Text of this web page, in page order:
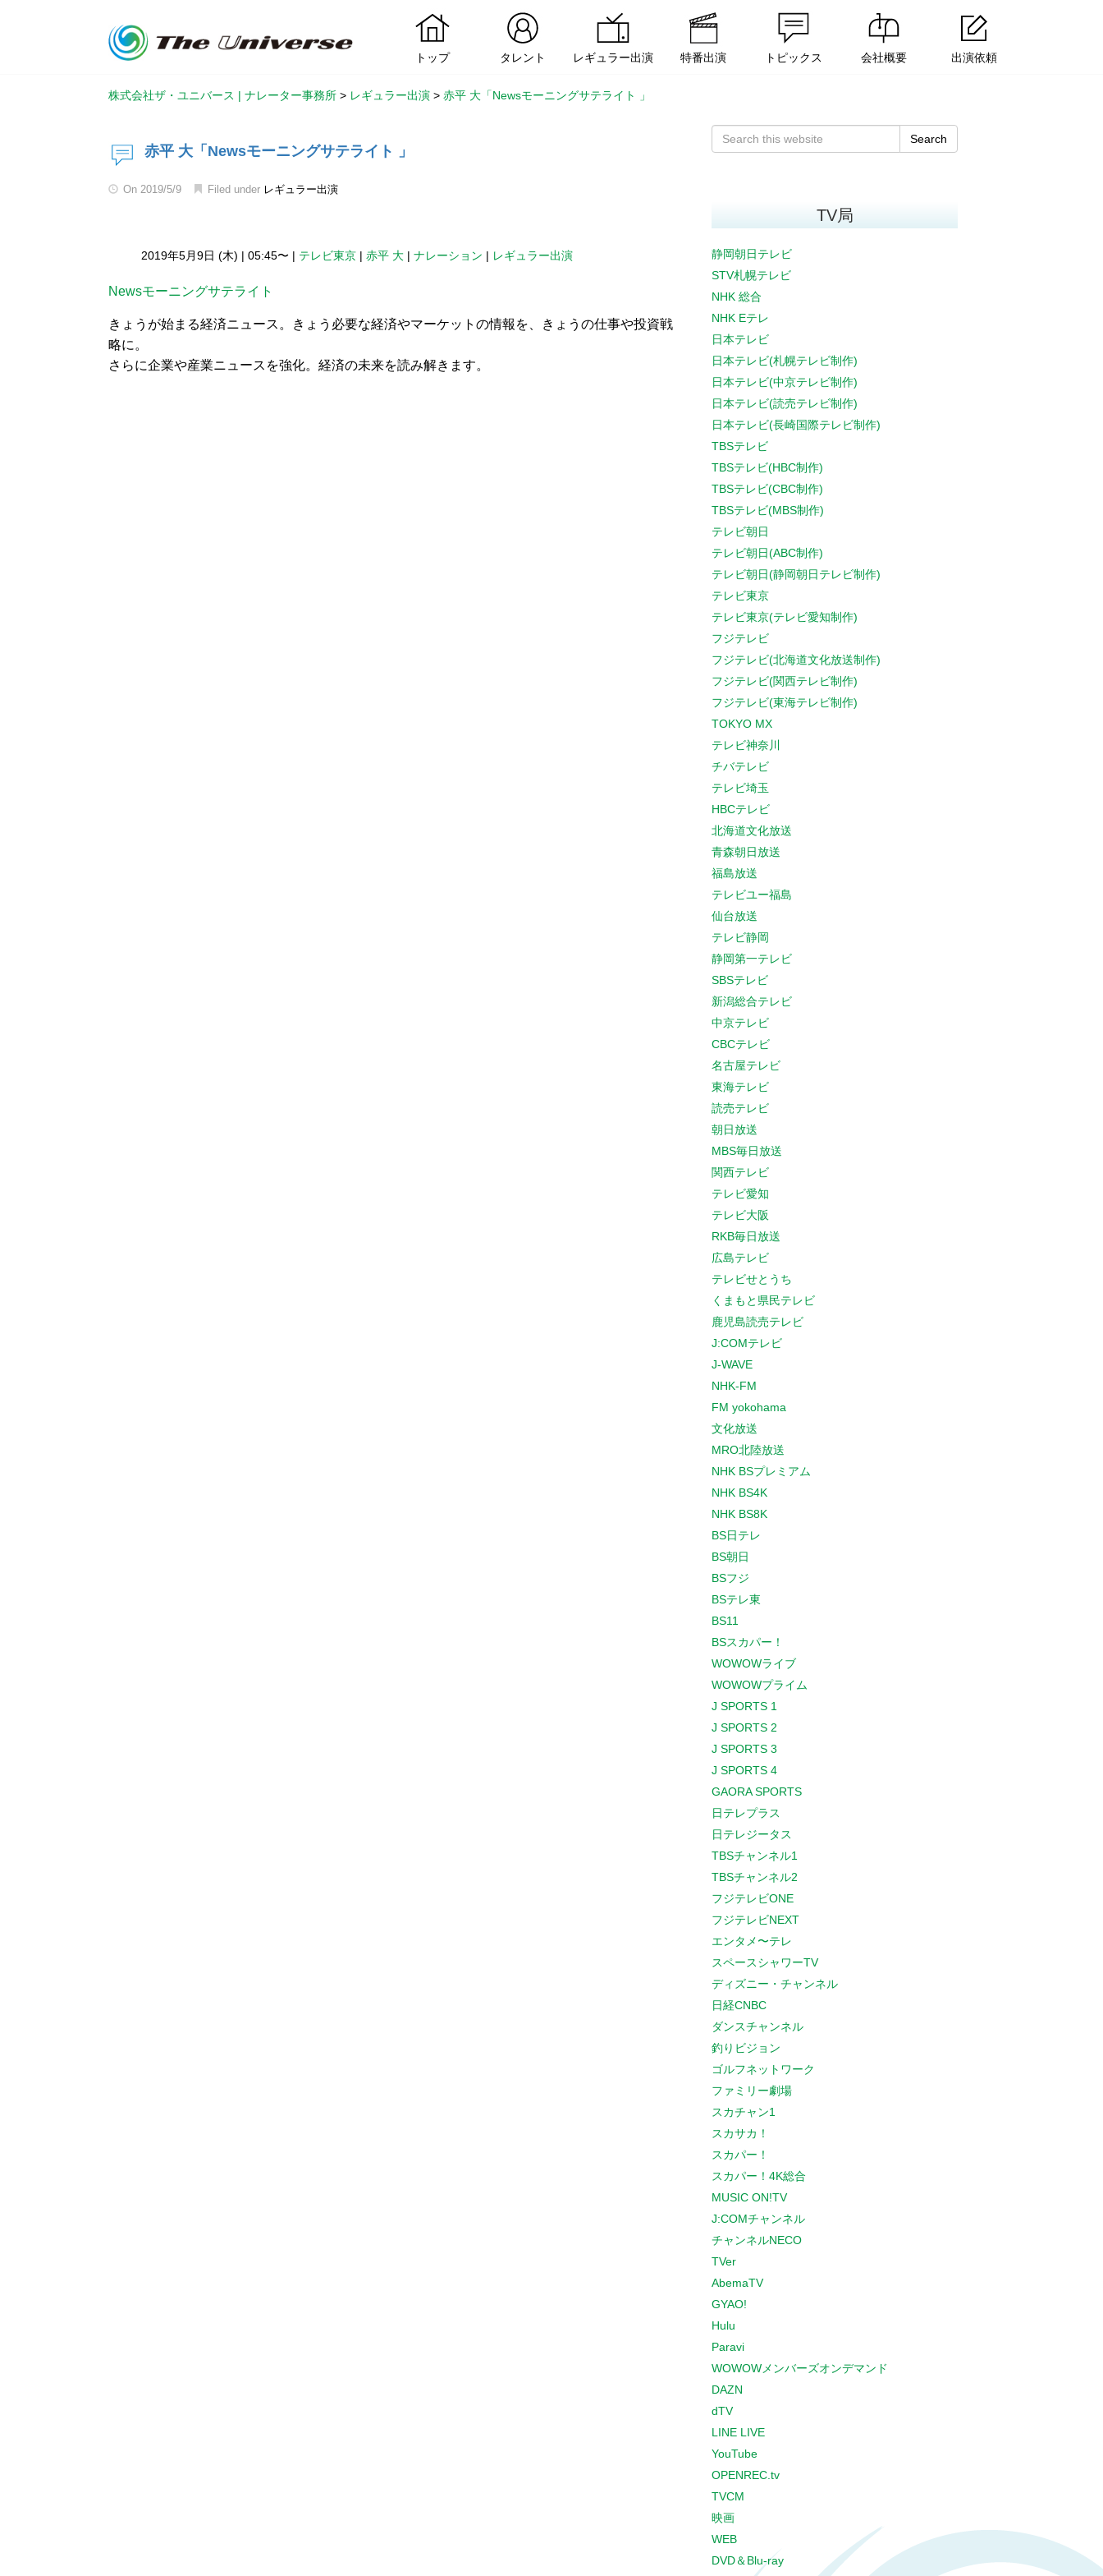
トップ タレント レギュラー出演 特番出演 トピックス 会社概要 出演依頼
株式会社ザ・ユニバース | ナレーター事務所 > レギュラー出演 > 赤平 大「Newsモーニングサテライト 」
赤平 大「Newsモーニングサテライト 」
On 2019/5/9 Filed under レギュラー出演
2019年5月9日 (木) | 05:45〜 | テレビ東京 | 赤平 大 | ナレーション | レギュラー出演
Newsモーニングサテライト
きょうが始まる経済ニュース。きょう必要な経済やマーケットの情報を、きょうの仕事や投資戦
略に。
さらに企業や産業ニュースを強化。経済の未来を読み解きます。
Search
TV局
静岡朝日テレビ
STV札幌テレビ
NHK 総合
NHK Eテレ
日本テレビ
日本テレビ(札幌テレビ制作)
日本テレビ(中京テレビ制作)
日本テレビ(読売テレビ制作)
日本テレビ(長崎国際テレビ制作)
TBSテレビ
TBSテレビ(HBC制作)
TBSテレビ(CBC制作)
TBSテレビ(MBS制作)
テレビ朝日
テレビ朝日(ABC制作)
テレビ朝日(静岡朝日テレビ制作)
テレビ東京
テレビ東京(テレビ愛知制作)
フジテレビ
フジテレビ(北海道文化放送制作)
フジテレビ(関西テレビ制作)
フジテレビ(東海テレビ制作)
TOKYO MX
テレビ神奈川
チバテレビ
テレビ埼玉
HBCテレビ
北海道文化放送
青森朝日放送
福島放送
テレビユー福島
仙台放送
テレビ静岡
静岡第一テレビ
SBSテレビ
新潟総合テレビ
中京テレビ
CBCテレビ
名古屋テレビ
東海テレビ
読売テレビ
朝日放送
MBS毎日放送
関西テレビ
テレビ愛知
テレビ大阪
RKB毎日放送
広島テレビ
テレビせとうち
くまもと県民テレビ
鹿児島読売テレビ
J:COMテレビ
J-WAVE
NHK-FM
FM yokohama
文化放送
MRO北陸放送
NHK BSプレミアム
NHK BS4K
NHK BS8K
BS日テレ
BS朝日
BSフジ
BSテレ東
BS11
BSスカパー！
WOWOWライブ
WOWOWプライム
J SPORTS 1
J SPORTS 2
J SPORTS 3
J SPORTS 4
GAORA SPORTS
日テレプラス
日テレジータス
TBSチャンネル1
TBSチャンネル2
フジテレビONE
フジテレビNEXT
エンタメ〜テレ
スペースシャワーTV
ディズニー・チャンネル
日経CNBC
ダンスチャンネル
釣りビジョン
ゴルフネットワーク
ファミリー劇場
スカチャン1
スカサカ！
スカパー！
スカパー！4K総合
MUSIC ON!TV
J:COMチャンネル
チャンネルNECO
TVer
AbemaTV
GYAO!
Hulu
Paravi
WOWOWメンバーズオンデマンド
DAZN
dTV
LINE LIVE
YouTube
OPENREC.tv
TVCM
映画
WEB
DVD＆Blu-ray